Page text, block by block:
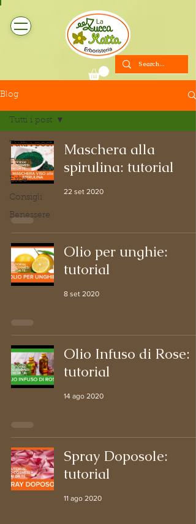
Blog
Tutti i post
Tutorial
Erbe
Consigli
Benessere
Tutti i post
Maschera alla
spirulina: tutorial
22 set 2020
Olio per unghie:
tutorial
8 set 2020
Olio Infuso di Rose:
tutorial
14 ago 2020
Spray Doposole:
tutorial
11 ago 2020